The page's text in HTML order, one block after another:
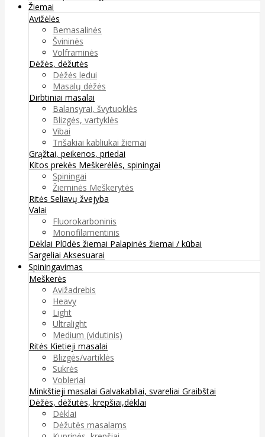
Žiemai
Avižėlės
Bemasalinės
Švininės
Volframinės
Dėžės, dėžutės
Dėžės ledui
Masalų dėžės
Dirbtiniai masalai
Balansyrai, švytuoklės
Blizgės, vartyklės
Vibai
Trišakiai kabliukai žiemai
Grąžtai, peikenos, priedai
Kitos prekės Meškerėlės, spiningai
Spiningai
Žieminės Meškerytės
Ritės Seliavų žvejyba
Valai
Fluorokarboninis
Monofilamentinis
Dėklai Plūdės žiemai Palapinės žiemai / kūbai
Sargeliai Aksesuarai
Spiningavimas
Meškerės
Avižadrebis
Heavy
Light
Ultralight
Medium (vidutinis)
Ritės Kietieji masalai
Blizgės/vartiklės
Sukrės
Vobleriai
Minkštieji masalai Galvakabliai, svareliai Graibštai
Dėžės, dėžutės, krepšiai,dėklai
Dėklai
Dėžutės masalams